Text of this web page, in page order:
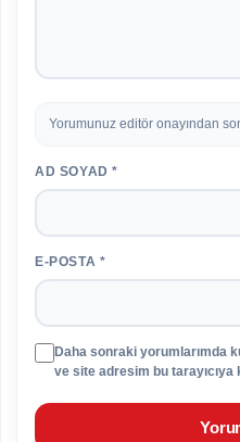
Yorumunuz editör onayından
AD SOYAD *
E-POSTA *
Daha sonraki yorumlarımda
ve site adresim bu tarayıcıya